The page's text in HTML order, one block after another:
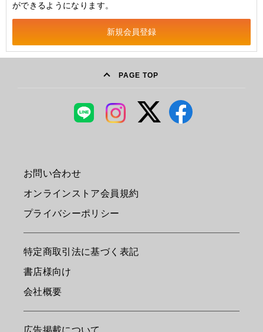
ができるようになります。
PAGE TOP
お問い合わせ
オンラインストア会員規約
プライバシーポリシー
特定商取引法に基づく表記
書店様向け
会社概要
広告掲載について